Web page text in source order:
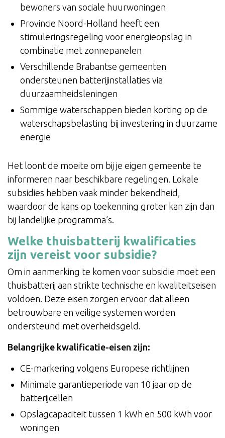
bewoners van sociale huurwoningen
Provincie Noord-Holland heeft een
stimuleringsregeling voor energieopslag in
combinatie met zonnepanelen
Verschillende Brabantse gemeenten
ondersteunen batterijinstallaties via
duurzaamheidsleningen
Sommige waterschappen bieden korting op de
waterschapsbelasting bij investering in duurzame
energie
Het loont de moeite om bij je eigen gemeente te
informeren naar beschikbare regelingen. Lokale
subsidies hebben vaak minder bekendheid,
waardoor de kans op toekenning groter kan zijn dan
bij landelijke programma’s.
Welke thuisbatterij kwalificaties
zijn vereist voor subsidie?
Om in aanmerking te komen voor subsidie moet een
thuisbatterij aan strikte technische en kwaliteitseisen
voldoen. Deze eisen zorgen ervoor dat alleen
betrouwbare en veilige systemen worden
ondersteund met overheidsgeld.
Belangrijke kwalificatie-eisen zijn:
CE-markering volgens Europese richtlijnen
Minimale garantieperiode van 10 jaar op de
batterijcellen
Opslagcapaciteit tussen 1 kWh en 500 kWh voor
woningen